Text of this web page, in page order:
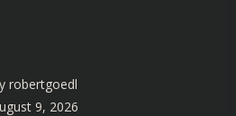
robertgoedl
9, 2026